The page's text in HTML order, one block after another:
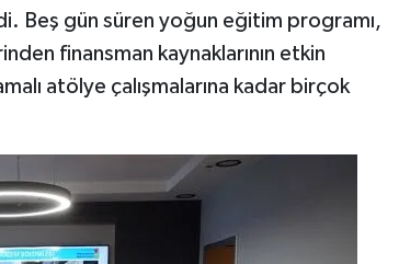
Beş gün süren yoğun eğitim programı,
finansman kaynaklarının etkin
atölye çalışmalarına kadar birçok